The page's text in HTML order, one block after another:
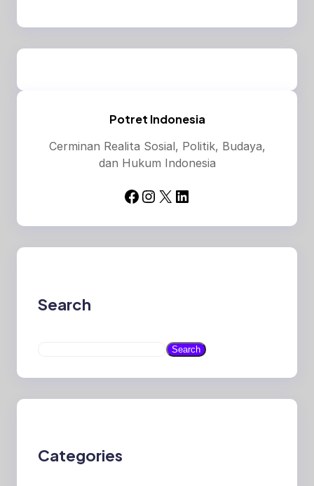
Potret Indonesia
Cerminan Realita Sosial, Politik, Budaya,
dan Hukum Indonesia
Facebook Instagram X LinkedIn
Search
a
Search
Categories